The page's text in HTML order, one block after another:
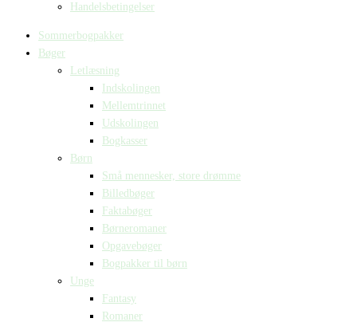
Handelsbetingelser
Sommerbogpakker
Bøger
Letlæsning
Indskolingen
Mellemtrinnet
Udskolingen
Bogkasser
Børn
Små mennesker, store drømme
Billedbøger
Faktabøger
Børneromaner
Opgavebøger
Bogpakker til børn
Unge
Fantasy
Romaner